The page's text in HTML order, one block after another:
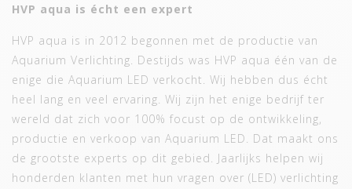
HVP aqua is écht een expert
HVP aqua is in 2012 begonnen met de productie van
Aquarium Verlichting. Destijds was HVP aqua één van de
enige die Aquarium LED verkocht. Wij hebben dus écht
heel lang en veel ervaring. Wij zijn het enige bedrijf ter
wereld dat zich voor 100% focust op de ontwikkeling,
productie en verkoop van Aquarium LED. Dat maakt ons
de grootste experts op dit gebied. Jaarlijks helpen wij
honderden klanten met hun vragen over (LED) verlichting